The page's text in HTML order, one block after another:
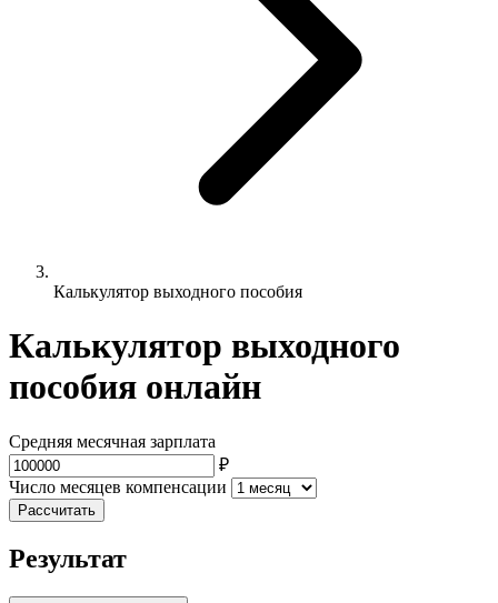
Калькулятор выходного пособия
Калькулятор выходного
пособия онлайн
Средняя месячная зарплата
₽
Число месяцев компенсации
Рассчитать
Результат